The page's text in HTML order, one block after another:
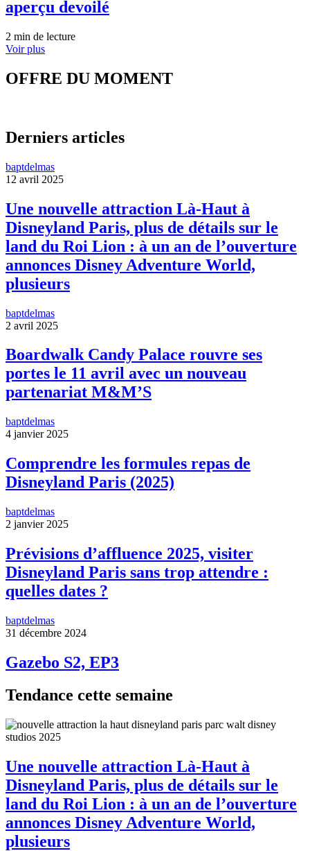
aperçu devoilé
2 min de lecture
Voir plus
OFFRE DU MOMENT
Derniers articles
baptdelmas
12 avril 2025
Une nouvelle attraction Là-Haut à
Disneyland Paris, plus de détails sur le
land du Roi Lion : à un an de l’ouverture
annonces Disney Adventure World,
plusieurs
baptdelmas
2 avril 2025
Boardwalk Candy Palace rouvre ses
portes le 11 avril avec un nouveau
partenariat M&M’S
baptdelmas
4 janvier 2025
Comprendre les formules repas de
Disneyland Paris (2025)
baptdelmas
2 janvier 2025
Prévisions d’affluence 2025, visiter
Disneyland Paris sans trop attendre :
quelles dates ?
baptdelmas
31 décembre 2024
Gazebo S2, EP3
Tendance cette semaine
Une nouvelle attraction Là-Haut à
Disneyland Paris, plus de détails sur le
land du Roi Lion : à un an de l’ouverture
annonces Disney Adventure World,
plusieurs